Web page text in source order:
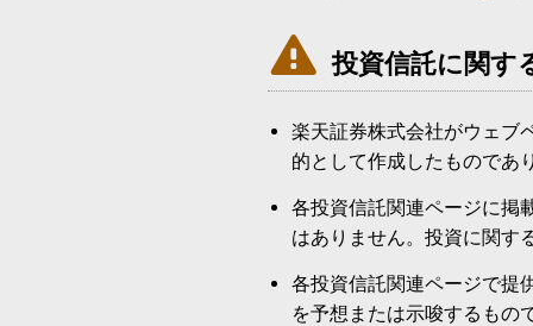
 投資信託に関す
楽天証券株式会社がウェブ
的として作成したものであ
各投資信託関連ページに掲
はありません。投資に関す
各投資信託関連ページで提
を予想または示唆するもの